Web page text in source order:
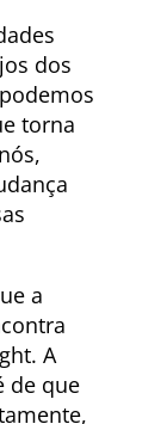
dos
torna
a
A
de que